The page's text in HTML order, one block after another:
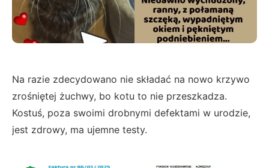
Na razie zdecydowano nie składać na nowo krzywo
zrośniętej żuchwy, bo kotu to nie przeszkadza.
Kostuś, poza swoimi drobnymi defektami w urodzie,
jest zdrowy, ma ujemne testy.